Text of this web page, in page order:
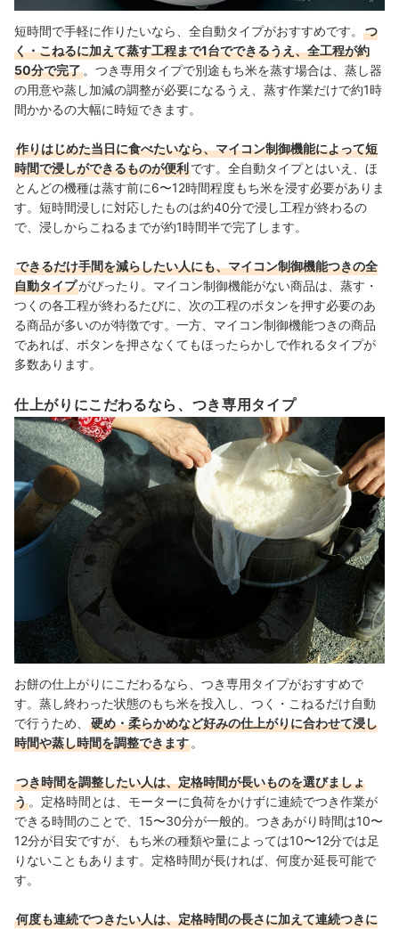
短時間で手軽に作りたいなら、全自動タイプがおすすめです。
つ
く・こねるに加えて蒸す工程まで1台でできるうえ、全工程が約
50分で完了 。つき専用タイプで別途もち米を蒸す場合は、蒸し器
の用意や蒸し加減の調整が必要になるうえ、蒸す作業だけで約1時
間かかるの大幅に時短できます。
作りはじめた当日に食べたいなら、マイコン制御機能によって短
時間で浸しができるものが便利です。全自動タイプとはいえ、ほ
とんどの機種は蒸す前に6〜12時間程度もち米を浸す必要がありま
す。短時間浸しに対応したものは約40分で浸し工程が終わるの
で、浸しからこねるまでが約1時間半で完了します。
できるだけ手間を減らしたい人にも、マイコン制御機能つきの全
自動タイプがぴったり。マイコン制御機能がない商品は、蒸す・
つくの各工程が終わるたびに、次の工程のボタンを押す必要のあ
る商品が多いのが特徴です。一方、マイコン制御機能つきの商品
であれば、ボタンを押さなくてもほったらかしで作れるタイプが
多数あります。
仕上がりにこだわるなら、つき専用タイプ
お餅の仕上がりにこだわるなら、つき専用タイプがおすすめで
す。蒸し終わった状態のもち米を投入し、つく・こねるだけ自動
で行うため、
硬め・柔らかめなど好みの仕上がりに合わせて浸し
時間や蒸し時間を調整できます 。
つき時間を調整したい人は、定格時間が長いものを選びましょ
う 。定格時間とは、モーターに負荷をかけずに連続でつき作業が
できる時間のことで、15〜30分が一般的。つきあがり時間は10〜
12分が目安ですが、もち米の種類や量によっては10〜12分では足
りないこともあります。定格時間が長ければ、何度か延長可能で
す。
何度も連続でつきたい人は、定格時間の長さに加えて連続つきに